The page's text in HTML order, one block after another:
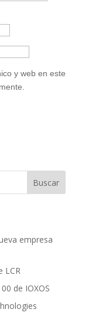
y web en este
Buscar
empresa
LCR
de IOXOS